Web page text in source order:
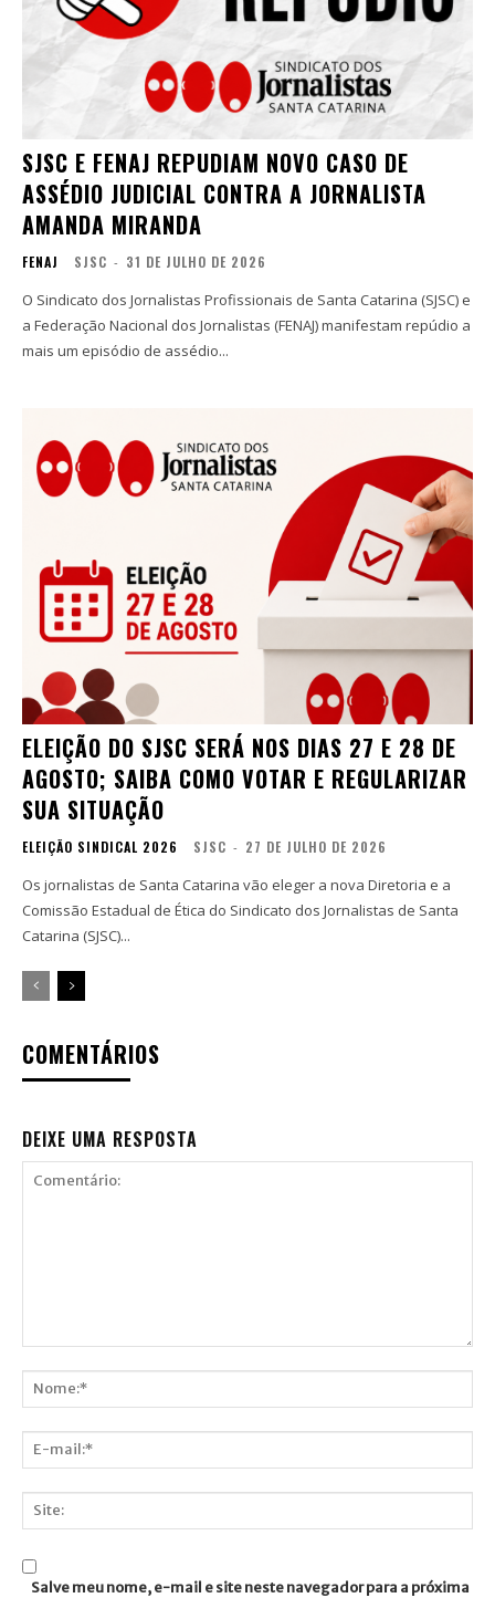
SJSC E FENAJ REPUDIAM NOVO CASO DE
ASSÉDIO JUDICIAL CONTRA A JORNALISTA
AMANDA MIRANDA
FENAJ SJSC - 31 DE JULHO DE 2026
O Sindicato dos Jornalistas Profissionais de Santa Catarina (SJSC) e
a Federação Nacional dos Jornalistas (FENAJ) manifestam repúdio a
mais um episódio de assédio...
ELEIÇÃO DO SJSC SERÁ NOS DIAS 27 E 28 DE
AGOSTO; SAIBA COMO VOTAR E REGULARIZAR
SUA SITUAÇÃO
ELEIÇÃO SINDICAL 2026 SJSC - 27 DE JULHO DE 2026
Os jornalistas de Santa Catarina vão eleger a nova Diretoria e a
Comissão Estadual de Ética do Sindicato dos Jornalistas de Santa
Catarina (SJSC)...
COMENTÁRIOS
DEIXE UMA RESPOSTA
mail:*
Salve meu nome, e-mail e site neste navegador para a próxima